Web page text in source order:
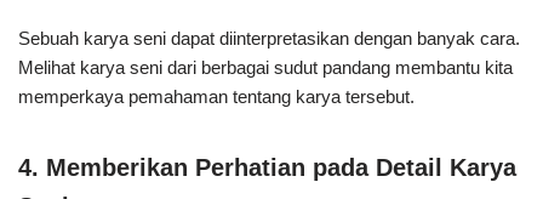
Sebuah karya seni dapat diinterpretasikan dengan banyak cara.
Melihat karya seni dari berbagai sudut pandang membantu kita
memperkaya pemahaman tentang karya tersebut.
4. Memberikan Perhatian pada Detail Karya